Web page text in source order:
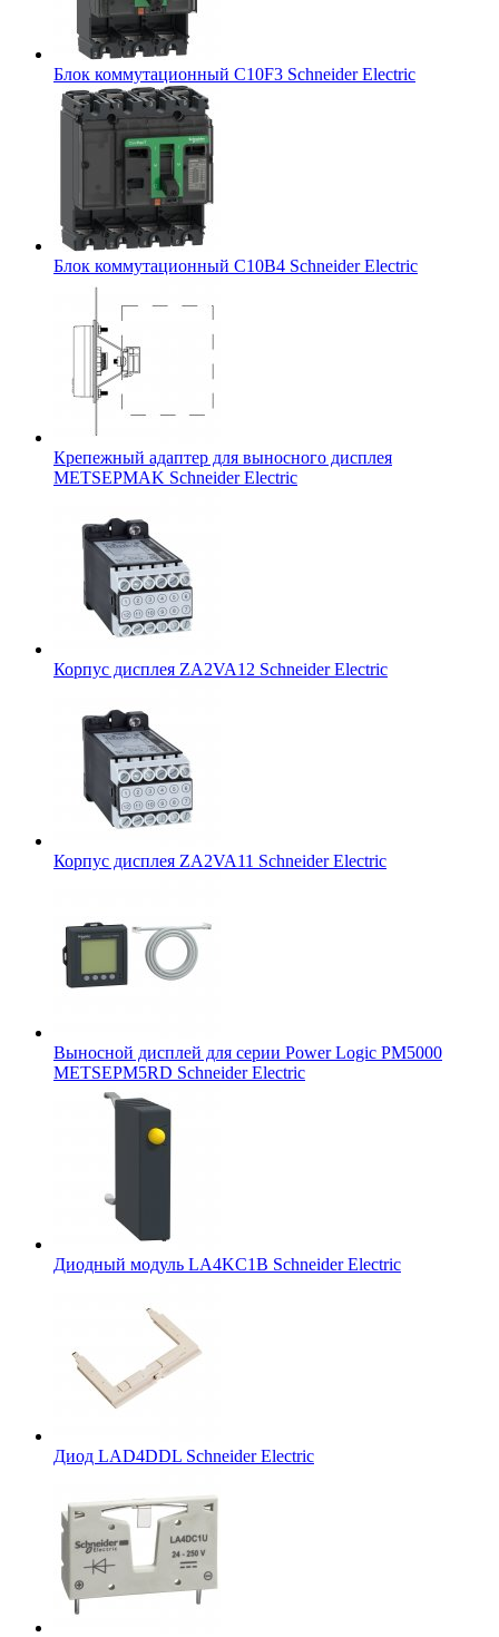
Блок коммутационный C10F3 Schneider Electric
Блок коммутационный C10B4 Schneider Electric
Крепежный адаптер для выносного дисплея
METSEPMAK Schneider Electric
Корпус дисплея ZA2VA12 Schneider Electric
Корпус дисплея ZA2VA11 Schneider Electric
Выносной дисплей для серии Power Logic PM5000
METSEPM5RD Schneider Electric
Диодный модуль LA4KC1B Schneider Electric
Диод LAD4DDL Schneider Electric